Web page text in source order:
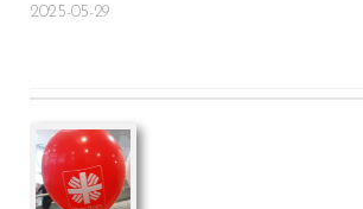
2025-05-29
navigation